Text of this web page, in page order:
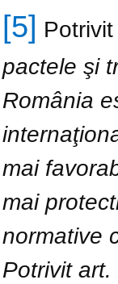
[5]
pactele şi
România
mai
mai
normative
Potrivit